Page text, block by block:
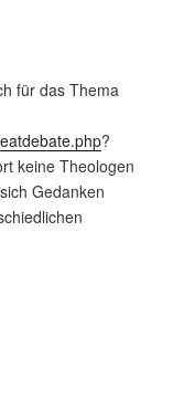
für das Thema
?
keine Theologen
Gedanken